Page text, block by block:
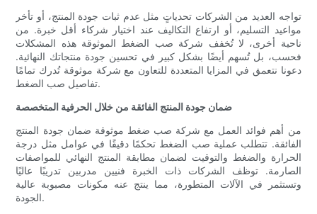
تواجه العديد من الشركات تحدياتٍ مثل عدم ثبات جودة المنتج، أو تأخر
مواعيد التسليم، أو ارتفاع التكاليف عند اختيار شركاء أقل خبرة. من
ناحية أخرى، لا تُخفف شركة صب الضغط الموثوقة هذه المشكلات
فحسب، بل تُسهم أيضًا بشكل كبير في تحسين جودة منتجاتك النهائية.
دعونا نتعمق في المزايا المتعددة للتعاون مع شركة موثوقة تُدرك تمامًا
تفاصيل صب الضغط.
ضمان جودة المنتج الفائقة من خلال الحرفية المتخصصة
من أهم فوائد العمل مع شركة صب ضغط موثوقة ضمان جودة المنتج
الفائقة. تتطلب عملية صب الضغط تحكمًا دقيقًا في عوامل مثل درجة
الحرارة والضغط والتوقيت لضمان مطابقة المنتج النهائي للمواصفات
الصارمة. توظف الشركات ذات الخبرة فنيين مدربين تدريبًا عاليًا
وتستثمر في الآلات المتطورة، مما ينتج عنه مكونات مصبوبة عالية
الجودة.